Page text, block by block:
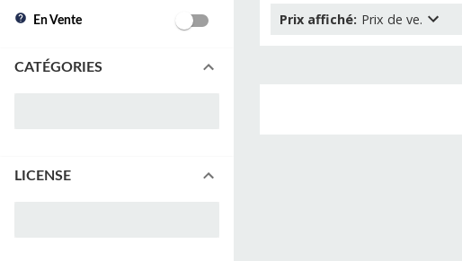
En Vente
CATÉGORIES
LICENSE
Prix affiché: Prix de ve.